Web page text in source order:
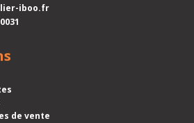
iboo.fr
de vente